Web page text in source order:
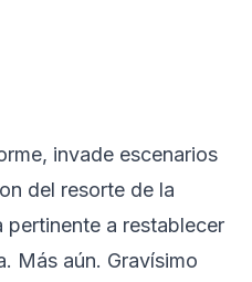
invade escenarios
del resorte de la
pertinente a restablecer
Más aún. Gravísimo